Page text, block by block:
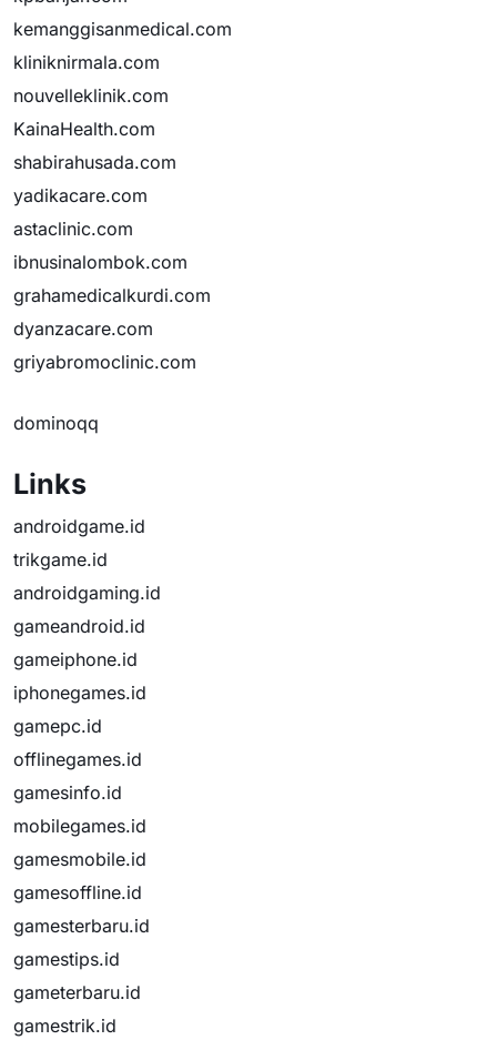
kemanggisanmedical.com
kliniknirmala.com
nouvelleklinik.com
KainaHealth.com
shabirahusada.com
yadikacare.com
astaclinic.com
ibnusinalombok.com
grahamedicalkurdi.com
dyanzacare.com
griyabromoclinic.com
dominoqq
Links
androidgame.id
trikgame.id
androidgaming.id
gameandroid.id
gameiphone.id
iphonegames.id
gamepc.id
offlinegames.id
gamesinfo.id
mobilegames.id
gamesmobile.id
gamesoffline.id
gamesterbaru.id
gamestips.id
gameterbaru.id
gamestrik.id